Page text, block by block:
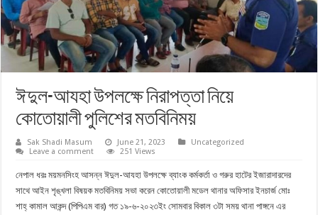
ঈদুল-আযহা উপলক্ষে নিরাপত্তা নিয়ে
কোতোয়ালী পুলিশের মতবিনিময়
Sak Shadi Masum June 21, 2023
Uncategorized
Leave a comment
251 Views
নেপাল ধরঃ ময়মনসিংহ আসন্ন ঈদুল-আযহা উপলক্ষে ব্যাংক কর্মকর্তা ও গরুর হাটের ইজারাদারদের
সাথে আইন শৃঙ্খলা বিষয়ক মতবিনিময় সভা করেন কোতোয়ালী মডেল থানার অফিসার ইনচার্জ মোঃ
শাহ্ কামাল আকন্দ (পিপিএম বার) গত ১৯-৬-২০২৩ইং সোমবার বিকাল ৩টা সময় থানা পাঙ্গনে এর